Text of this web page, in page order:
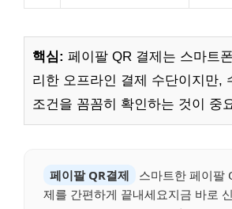
핵심: 페이팔 QR 결제는 스마트
리한 오프라인 결제 수단이지만,
조건을 꼼꼼히 확인하는 것이 중
페이팔 QR결제
스마트한 페이팔
제를 간편하게 끝내세요지금 바로